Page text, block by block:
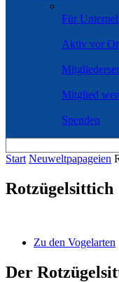
Für
Aktiv vor
Mitglied
Spenden
Start Neuweltpapageien
Rotzügelsittich
Zu den Vogelarten
Der